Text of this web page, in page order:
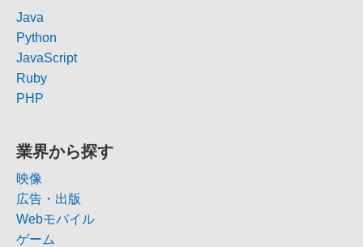
Java
Python
JavaScript
Ruby
PHP
業界から探す
映像
広告・出版
Webモバイル
ゲーム